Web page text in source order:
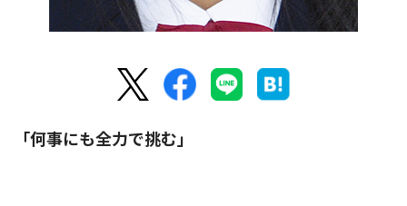
「何事にも全力で挑む」